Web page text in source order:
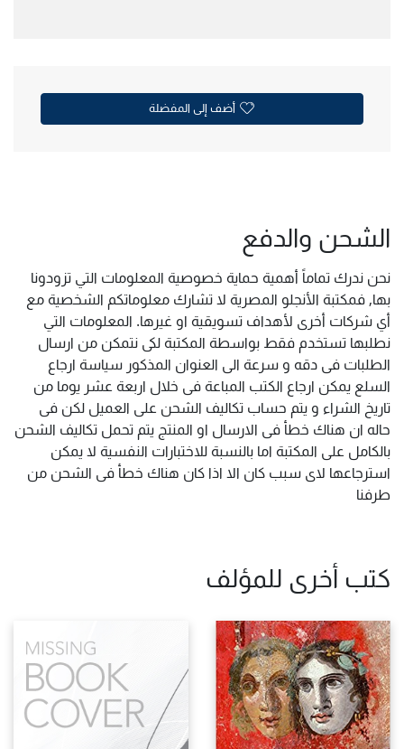
أضف إلى المفضلة
الشحن والدفع
نحن ندرك تماماً أهمية حماية خصوصية المعلومات التي تزودونا
بها, فمكتبة الأنجلو المصرية لا تشارك معلوماتكم الشخصية مع
أي شركات أخرى لأهداف تسويقية او غيرها. المعلومات التي
نطلبها تستخدم فقط بواسطة المكتبة لكى نتمكن من ارسال
الطلبات فى دقه و سرعة الى العنوان المذكور سياسة ارجاع
السلع يمكن ارجاع الكتب المباعة فى خلال اربعة عشر يوما من
تاريخ الشراء و يتم حساب تكاليف الشحن على العميل لكن فى
حاله ان هناك خطأ فى الارسال او المنتج يتم تحمل تكاليف الشحن
بالكامل على المكتبة اما بالنسبة للاختبارات النفسية لا يمكن
استرجاعها لاى سبب كان الا اذا كان هناك خطأ فى الشحن من
طرفنا
كتب أخرى للمؤلف